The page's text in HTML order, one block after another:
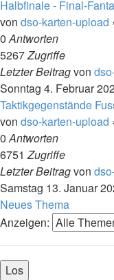
Halbfinale - Final-
von dso-karten-upload
0Antworten
5267Zugriffe
Letzter Beitragvon
Sonntag 4. Februar
Taktikgegenstände
von dso-karten-upload
0Antworten
6751Zugriffe
Letzter Beitragvon
Samstag 13. Januar
Neues Thema
Anzeigen: